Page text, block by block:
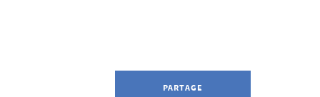
PARTAGE